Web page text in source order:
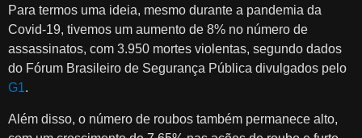
Para termos uma ideia, mesmo durante a pandemia da
Covid-19, tivemos um aumento de 8% no número de
assassinatos, com 3.950 mortes violentas, segundo dados
do Fórum Brasileiro de Segurança Pública divulgados pelo
G1.
Além disso, o número de roubos também permanece alto,